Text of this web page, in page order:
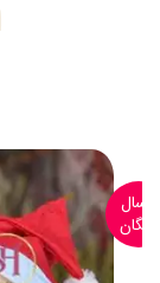
ارسال
رایگان